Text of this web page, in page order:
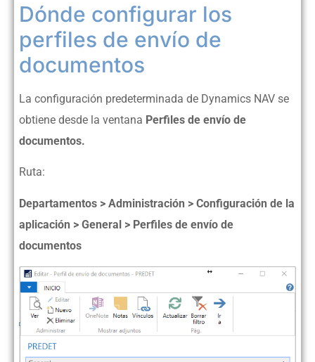
Dónde configurar los
perfiles de envío de
documentos
La configuración predeterminada de Dynamics NAV se
obtiene desde la ventana Perfiles de envío de
documentos.
Ruta:
Departamentos > Administración > Configuración de la
aplicación > General > Perfiles de envío de
documentos